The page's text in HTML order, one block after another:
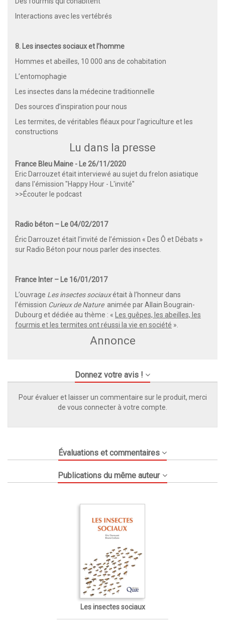
Interactions avec les vertébrés
8. Les insectes sociaux et l’homme
Hommes et abeilles, 10 000 ans de cohabitation
L’entomophagie
Les insectes dans la médecine traditionnelle
Des sources d’inspiration pour nous
Les termites, de véritables fléaux pour l’agriculture et les
constructions
Lu dans la presse
France Bleu Maine - Le 26/11/2020
Eric Darrouzet était interviewé au sujet du frelon asiatique
dans l'émission "Happy Hour - L'invité"
>>Écouter le podcast
Radio béton – Le 04/02/2017
Éric Darrouzet était l’invité de l’émission « Des Ô et Débats »
sur Radio Béton pour nous parler des insectes.
France Inter – Le 16/01/2017
L’ouvrage Les insectes sociauxétait à l’honneur dans
l’émission Curieux de Natureanimée par Allain Bougrain-
Dubourg et dédiée au thème : «
Les guêpes, les abeilles, les
fourmis et les termites ont réussi la vie en société ».
Annonce
Donnez votre avis !
Pour évaluer et laisser un commentaire sur le produit, merci
de vous connecter à votre compte.
Évaluations et commentaires
Publications du même auteur
Les insectes sociaux